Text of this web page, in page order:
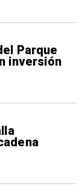
Parque
inversión